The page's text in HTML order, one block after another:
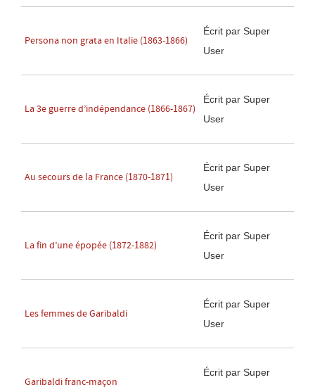
Persona non grata en Italie (1863-1866)
Écrit par Super
User
La 3e guerre d’indépendance (1866-1867)
Écrit par Super
User
Au secours de la France (1870-1871)
Écrit par Super
User
La fin d’une épopée (1872-1882)
Écrit par Super
User
Les femmes de Garibaldi
Écrit par Super
User
Garibaldi franc-maçon
Écrit par Super